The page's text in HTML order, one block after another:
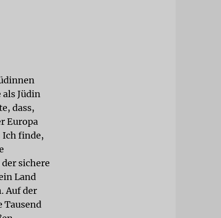
Jüdin
dass,
Europa
Ich finde,
sichere
Land
Auf der
Tausend